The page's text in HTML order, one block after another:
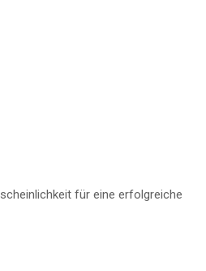
für eine erfolgreiche